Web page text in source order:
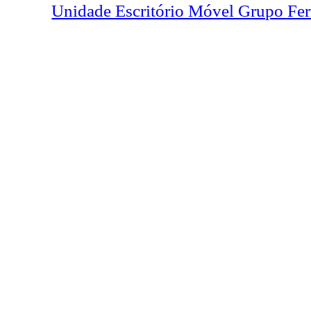
Unidade Escritório Móvel Grupo